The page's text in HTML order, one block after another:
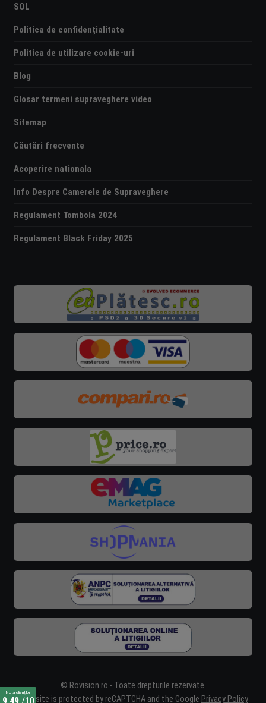
SOL
Politica de confidențialitate
Politica de utilizare cookie-uri
Blog
Glosar termeni supraveghere video
Sitemap
Căutări frecvente
Acoperire nationala
Info Despre Camerele de Supraveghere
Regulament Tombola 2024
Regulament Black Friday 2025
© Rovision.ro - Toate drepturile rezervate.
This site is protected by reCAPTCHA and the Google Privacy Policy
Nota clienților